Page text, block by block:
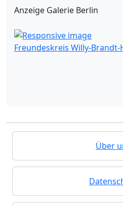
Anzeige Galerie Berlin
Freundeskreis Willy-Brandt-
Über